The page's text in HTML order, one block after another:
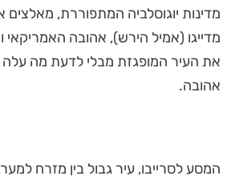
מדינות יוגוסלביה המתפוררת,
מדייגו (אמיל הירש), אהובה האמריקאי
את העיר המופגזת מבלי לדעת מה עלה
אהובה.
המסע לסרייבו, עיר גבול בין מזרח